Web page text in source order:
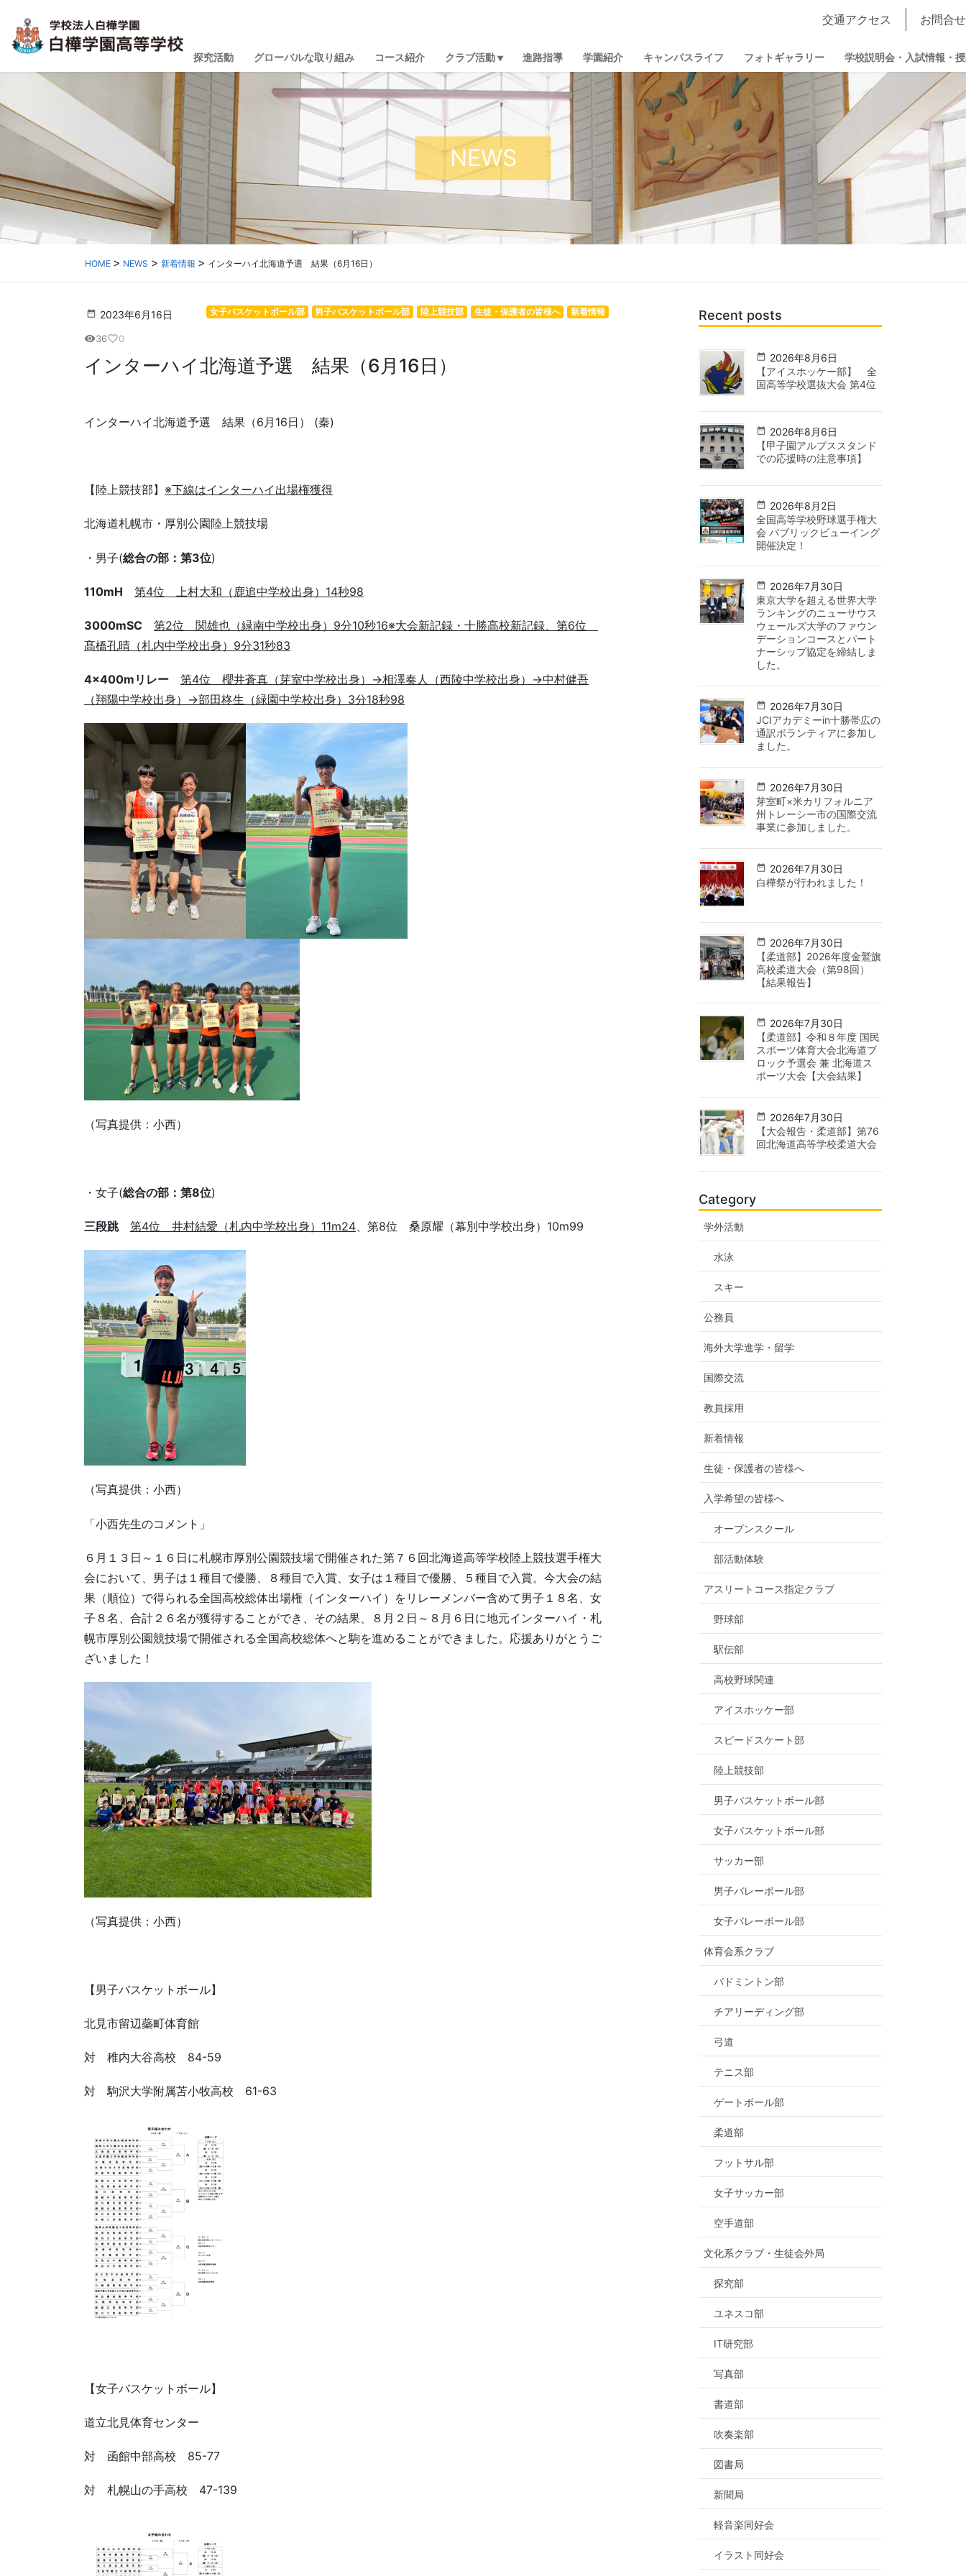
交通アクセス お問合せ
探究活動 グローバルな取り組み コース紹介 クラブ活動 進路指導 学園紹介 キャンパスライフ フォトギャラリー 学校説明会・入試情報・
NEWS
HOME NEWS 新着情報 インターハイ北海道予選 結果（6月16日）
2023年6月16日 新着情報
生徒・保護者の皆様へ
陸上競技部
男子バスケットボール部
女子バスケットボール部
visibility36favorite_border0
インターハイ北海道予選 結果（6月16日）
インターハイ北海道予選 結果（6月16日） (秦)
【陸上競技部】 ※下線はインターハイ出場権獲得
北海道札幌市・厚別公園陸上競技場
・男子(総合の部：第3位)
110mH 第4位 上村大和（鹿追中学校出身）14秒98
3000mSC
第2位 関雄也（緑南中学校出身）9分10秒16※大会新記録・十勝高校新記録、第6位
髙橋孔晴（札内中学校出身）9分31秒83
4×400mリレー
第4位 櫻井蒼真（芽室中学校出身）→相澤奏人（西陵中学校出身）→中村健吾
（翔陽中学校出身）→部田柊生（緑園中学校出身）3分18秒98
（写真提供：小西）
・女子(総合の部：第8位)
三段跳 第4位 井村結愛（札内中学校出身）11m24、第8位 桑原耀（幕別中学校出身）10m99
（写真提供：小西）
「小西先生のコメント」
６月１３日～１６日に札幌市厚別公園競技場で開催された第７６回北海道高等学校陸上競技選手権大
会において、男子は１種目で優勝、８種目で入賞、女子は１種目で優勝、５種目で入賞。今大会の結
果（順位）で得られる全国高校総体出場権（インターハイ）をリレーメンバー含めて男子１８名、女
子８名、合計２６名が獲得することができ、その結果、８月２日～８月６日に地元インターハイ・札
幌市厚別公園競技場で開催される全国高校総体へと駒を進めることができました。応援ありがとうご
ざいました！
（写真提供：小西）
【男子バスケットボール】
北見市留辺蘂町体育館
対 稚内大谷高校 84-59
対 駒沢大学附属苫小牧高校 61-63
【女子バスケットボール】
道立北見体育センター
対 函館中部高校 85-77
対 札幌山の手高校 47-139
Recent posts
2026年8月6日
【アイスホッケー部】 全
国高等学校選抜大会 第4位
2026年8月6日
【甲子園アルプススタンド
での応援時の注意事項】
2026年8月2日
全国高等学校野球選手権大
会 パブリックビューイング
開催決定！
2026年7月30日
東京大学を超える世界大学
ランキングのニューサウス
ウェールズ大学のファウン
デーションコースとパート
ナーシップ協定を締結しま
した。
2026年7月30日
JCIアカデミーin十勝帯広の
通訳ボランティアに参加し
ました。
2026年7月30日
芽室町×米カリフォルニア
州トレーシー市の国際交流
事業に参加しました。
2026年7月30日
白樺祭が行われました！
2026年7月30日
【柔道部】2026年度金鷲旗
高校柔道大会（第98回）
【結果報告】
2026年7月30日
【柔道部】令和８年度 国民
スポーツ体育大会北海道ブ
ロック予選会 兼 北海道ス
ポーツ大会【大会結果】
2026年7月30日
【大会報告・柔道部】第76
回北海道高等学校柔道大会
Category
学外活動
水泳
スキー
公務員
海外大学進学・留学
国際交流
教員採用
新着情報
生徒・保護者の皆様へ
入学希望の皆様へ
オープンスクール
部活動体験
アスリートコース指定クラブ
野球部
駅伝部
高校野球関連
アイスホッケー部
スピードスケート部
陸上競技部
男子バスケットボール部
女子バスケットボール部
サッカー部
男子バレーボール部
女子バレーボール部
体育会系クラブ
バドミントン部
チアリーディング部
弓道
テニス部
ゲートボール部
柔道部
フットサル部
女子サッカー部
空手道部
文化系クラブ・生徒会外局
探究部
ユネスコ部
IT研究部
写真部
書道部
吹奏楽部
図書局
新聞局
軽音楽同好会
イラスト同好会